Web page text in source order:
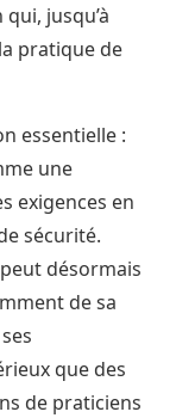
jusqu’à
pratique de
essentielle :
une
exigences en
sécurité.
désormais
de sa
que des
de praticiens